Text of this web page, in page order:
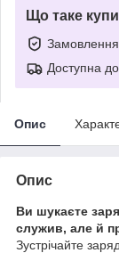
Що таке
Замовлення
Доступна
Опис
Опис
Ви шукаєте
служив, але й
Зустрічайте